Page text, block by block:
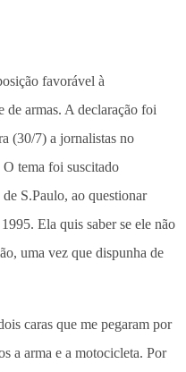
favorável à
de armas. A declaração foi
(30/7) a jornalistas no
tema foi suscitado
S.Paulo, ao questionar
Ela quis saber se ele não
uma vez que dispunha de
caras que me pegaram por
a arma e a motocicleta. Por